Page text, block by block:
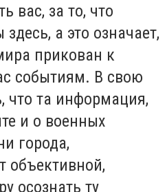
вас, за то, что
а это означает,
прикован к
событиям. В свою
что та информация,
и о военных
города,
объективной,
осознать ту